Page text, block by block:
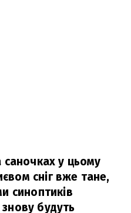
у цьому
сніг вже тане,
синоптиків
будуть